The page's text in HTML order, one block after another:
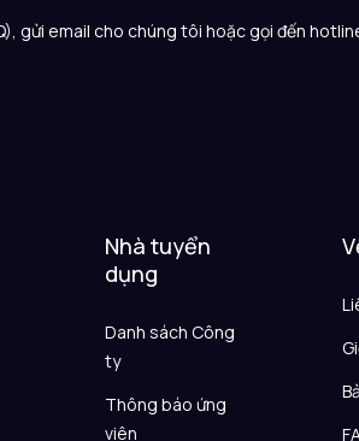
gửi email cho chúng tôi hoặc gọi đến
Nhà tuyển
dụng
Danh sách Công
ty
Thông báo ứng
viên